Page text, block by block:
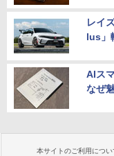
レイ
lus」
AIス
なぜ
本サイトのご利用につい